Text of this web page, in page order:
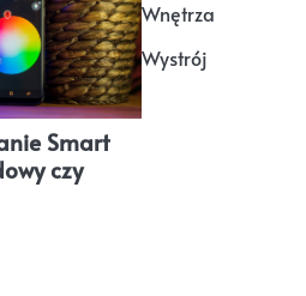
Smart
czy
Wnętrza
Wystrój